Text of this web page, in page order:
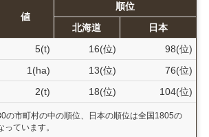
値
順位
北海道
日本
5(t) 16(位)
98(位)
1(ha) 13(位)
76(位)
2(t) 18(位) 104(位)
の市町村の中の順位、日本の順位は全国1805の
ています。